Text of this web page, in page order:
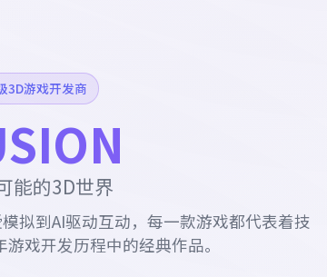
3D游戏开发商
能的3D世界
拟到AI驱动互动，每一款游戏都代表着技
戏开发历程中的经典作品。